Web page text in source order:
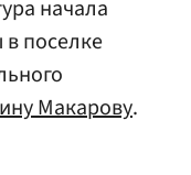
начала
поселке
Макарову.